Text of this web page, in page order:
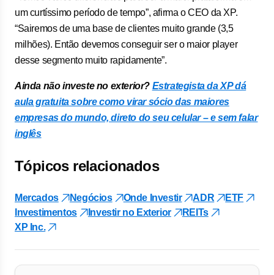
um curtíssimo período de tempo”, afirma o CEO da XP.
“Sairemos de uma base de clientes muito grande (3,5
milhões). Então devemos conseguir ser o maior player
desse segmento muito rapidamente”.
Ainda não investe no exterior? Estrategista da XP dá
aula gratuita sobre como virar sócio das maiores
empresas do mundo, direto do seu celular – e sem falar
inglês
Tópicos relacionados
Mercados Negócios Onde Investir ADR
ETF
Investimentos
Investir no Exterior
REITs
XP Inc.